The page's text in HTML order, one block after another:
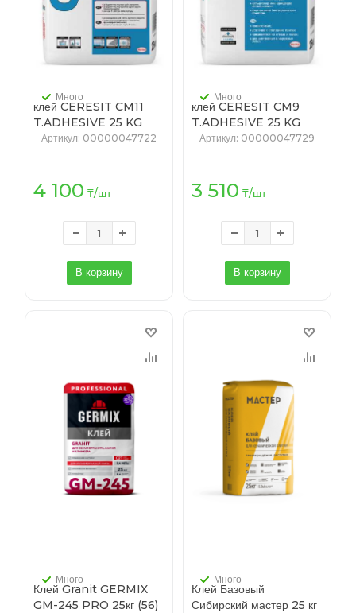
клей CERESIT CM11
T.ADHESIVE 25 KG
KZ/RU (48)
Много
Артикул: 00000047722
4 100 ₸/шт
В корзину
клей CERESIT CM9
T.ADHESIVE 25 KG
KZ/RU (48)
Много
Артикул: 00000047729
3 510 ₸/шт
В корзину
Клей Granit GERMIX
GM-245 PRO 25кг (56)
Много
Клей Базовый
Сибирский мастер 25 кг
Много